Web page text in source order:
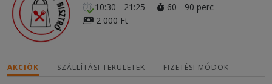
10:30 - 21:25
60 - 90 perc
2 000 Ft
AKCIÓK SZÁLLÍTÁSI TERÜLETEK FIZETÉSI MÓDOK